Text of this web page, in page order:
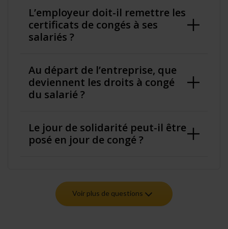
L’employeur doit-il remettre les
certificats de congés à ses
salariés ?
Au départ de l’entreprise, que
deviennent les droits à congé
du salarié ?
Le jour de solidarité peut-il être
posé en jour de congé ?
Voir plus de questions